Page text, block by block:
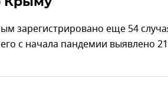
зарегистрировано еще 54
с начала пандемии выявлено